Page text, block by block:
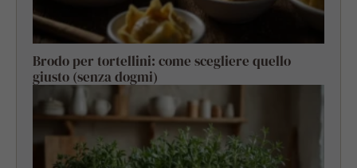
Brodo per tortellini: come scegliere quello
giusto (senza dogmi)